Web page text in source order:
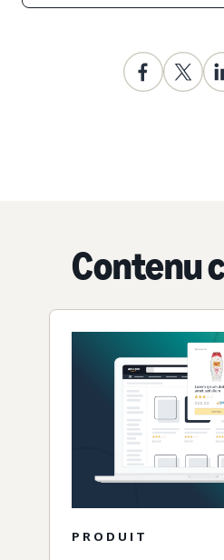
Contenu
PRODUIT